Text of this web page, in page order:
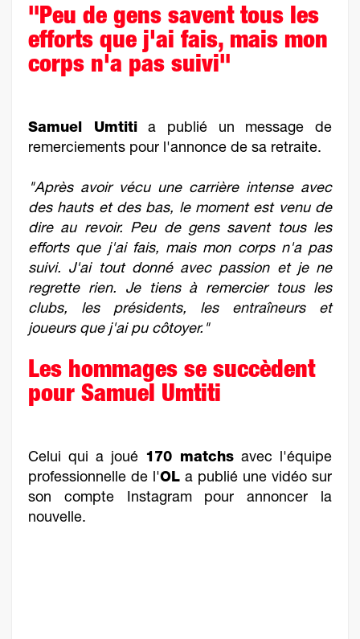
"Peu de gens savent tous les
efforts que j'ai fais, mais mon
corps n'a pas suivi"
Samuel Umtitia publié un message de
remerciements pour l'annonce de sa retraite.
"Après avoir vécu une carrière intense avec
des hauts et des bas, le moment est venu de
dire au revoir. Peu de gens savent tous les
efforts que j'ai fais, mais mon corps n'a pas
suivi. J'ai tout donné avec passion et je ne
regrette rien. Je tiens à remercier tous les
clubs, les présidents, les entraîneurs et
joueurs que j'ai pu côtoyer."
Les hommages se succèdent
pour Samuel Umtiti
Celui qui a joué 170 matchs avec l'équipe
professionnelle de l'OL a publié une vidéo sur
son compte Instagram pour annoncer la
nouvelle.